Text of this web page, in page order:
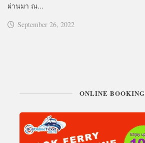
ผ่านมา ณ...
September 26, 2022
ONLINE BOOKING